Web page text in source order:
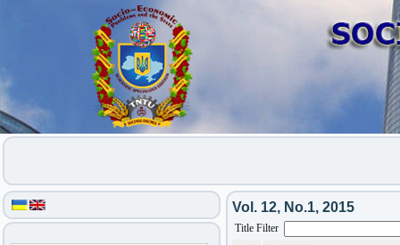
Vol. 12, No.1, 2015
Title Filter